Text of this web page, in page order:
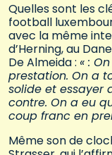
Quelles sont les
football
avec la même
d’Herning, au
De Almeida : « :
prestation. On a
solide et essayer
contre. On a eu
coup franc en
Même son de